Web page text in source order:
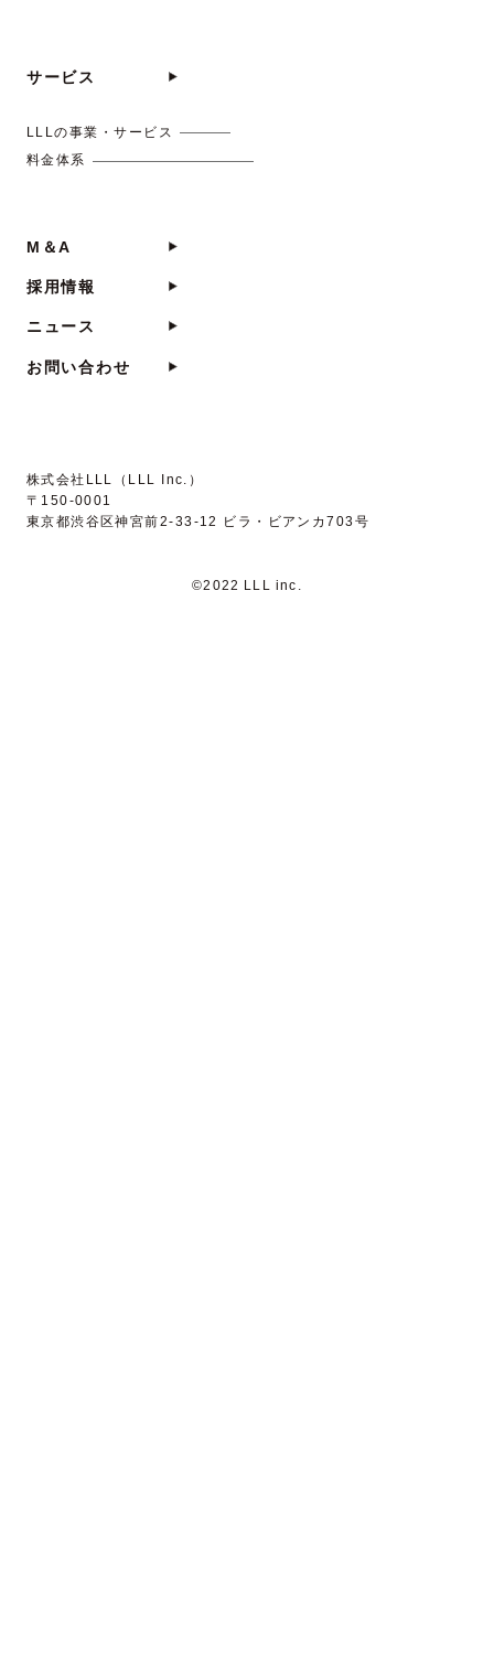
サービス
LLLの事業・サービス
料金体系
M＆A
採用情報
ニュース
お問い合わせ
株式会社LLL（LLL Inc.）
〒150-0001
東京都渋谷区神宮前2-33-12 ビラ・ビアンカ703号
©2022 LLL inc.